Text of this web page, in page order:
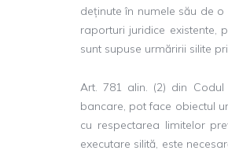
deținute în numele său de
raporturi juridice existente,
sunt supuse urmăririi silite
Art. 781 alin. (2) din
bancare, pot face obiectul
cu respectarea limitelor
executare silită, este